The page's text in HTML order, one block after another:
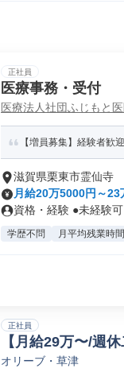
正社員
医療事務・受付
医療法人社団ふじもと
【増員募集】経験者
滋賀県栗東市霊仙寺
月給20万5000円～23
資格・経験 ●未経験
学歴不問 月平均残業時
正社員
【月給29万〜/週
老人ホーム》
オリーブ・草津